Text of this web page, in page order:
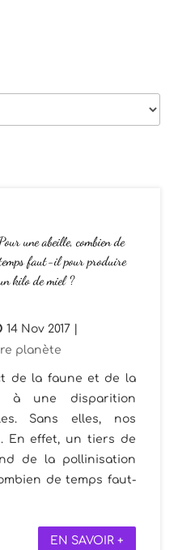
une abeille, combien de
faut-il pour produire
kilo de miel ?
14 Nov 2017
planète
de la faune et de la
à une disparition
Sans elles, nos
En effet, un tiers de
de la pollinisation
de temps faut-
EN SAVOIR +